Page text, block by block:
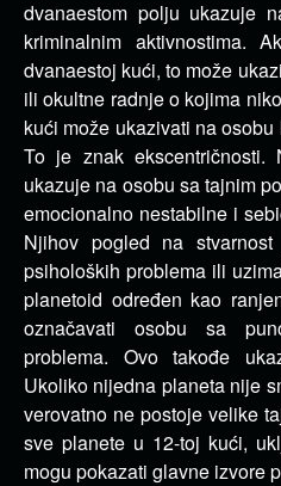
dvanaestom polju ukazuje
kriminalnim aktivnostima.
dvanaestoj kući, to može
ili okultne radnje o kojima
kući može ukazivati na
To je znak ekscentričnosti.
ukazuje na osobu sa tajnim
emocionalno nestabilne i
Njihov pogled na
psiholoških problema ili
planetoid određen kao
označavati osobu sa
problema. Ovo takođe
Ukoliko nijedna planeta nije
verovatno ne postoje velike
sve planete u 12-toj kući,
mogu pokazati glavne izvore